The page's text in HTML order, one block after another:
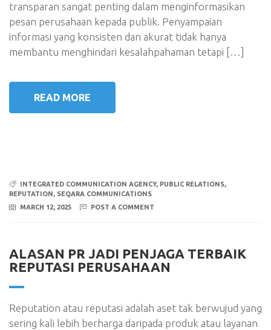
transparan sangat penting dalam menginformasikan
pesan perusahaan kepada publik. Penyampaian
informasi yang konsisten dan akurat tidak hanya
membantu menghindari kesalahpahaman tetapi […]
READ MORE
INTEGRATED COMMUNICATION AGENCY, PUBLIC RELATIONS,
REPUTATION, SEQARA COMMUNICATIONS
MARCH 12, 2025
POST A COMMENT
ALASAN PR JADI PENJAGA TERBAIK
REPUTASI PERUSAHAAN
Reputation atau reputasi adalah aset tak berwujud yang
sering kali lebih berharga daripada produk atau layanan